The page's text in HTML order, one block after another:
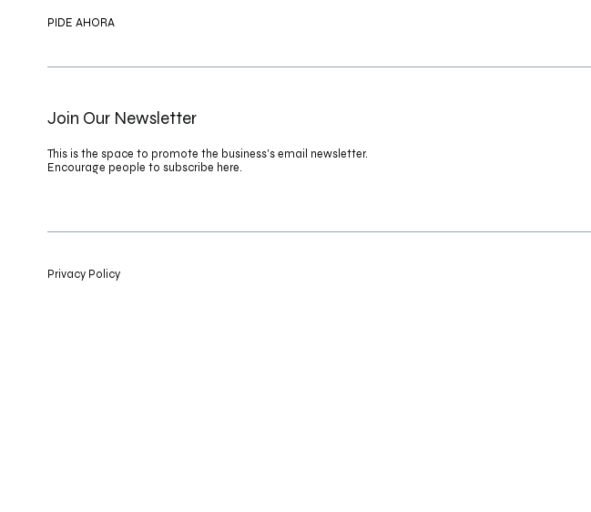
PIDE AHORA
Join Our Newsletter
This is the space to promote the business's email newsletter.
Encourage people to subscribe here.
Privacy Policy